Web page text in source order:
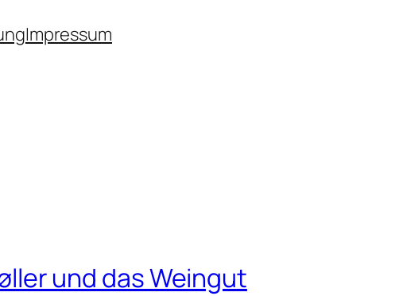
Impressum
und das Weingut